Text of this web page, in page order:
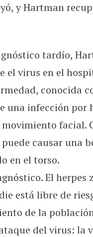
y Hartman
tardío,
el virus en el
conocida
una infección por
facial.
causar una
en el torso.
El herpes
está libre de
de la
del virus: la